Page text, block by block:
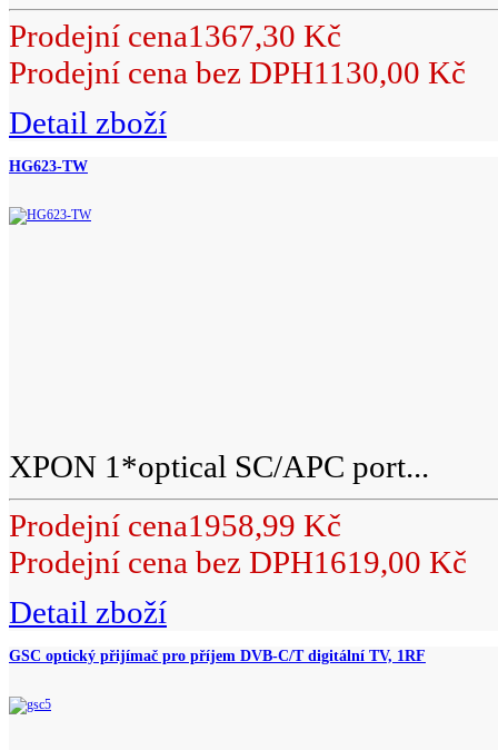
Prodejní cena1367,30 Kč
Prodejní cena bez DPH1130,00 Kč
Detail zboží
HG623-TW
XPON 1*optical SC/APC port...
Prodejní cena1958,99 Kč
Prodejní cena bez DPH1619,00 Kč
Detail zboží
GSC optický přijímač pro příjem DVB-C/T digitální TV, 1RF